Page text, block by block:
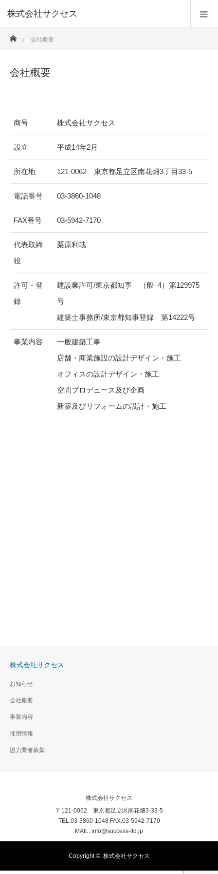
株式会社サクセス
ホーム
会社概要
会社概要
商号 株式会社サクセス
設立 平成14年2月
所在地 121-0062 東京都足立区南花畑3丁目33-5
電話番号 03-3860-1048
FAX番号 03-5942-7170
代表取締
役
栗原利哉
許可・登
録
建設業許可/東京都知事 （般ｰ4）第129975
号
建築士事務所/東京都知事登録 第14222号
事業内容
一般建築工事
店舗・商業施設の設計デザイン・施工
オフィスの設計デザイン・施工
空間プロデュース及び企画
新築及びリフォームの設計・施工
株式会社サクセス
お知らせ
会社概要
事業内容
採用情報
協力業者募集
株式会社サクセス
〒121-0062 東京都足立区南花畑3-33-5
TEL.03-3860-1048 FAX.03-5942-7170
MAIL. info@success-ltd.jp
Copyright © 株式会社サクセス